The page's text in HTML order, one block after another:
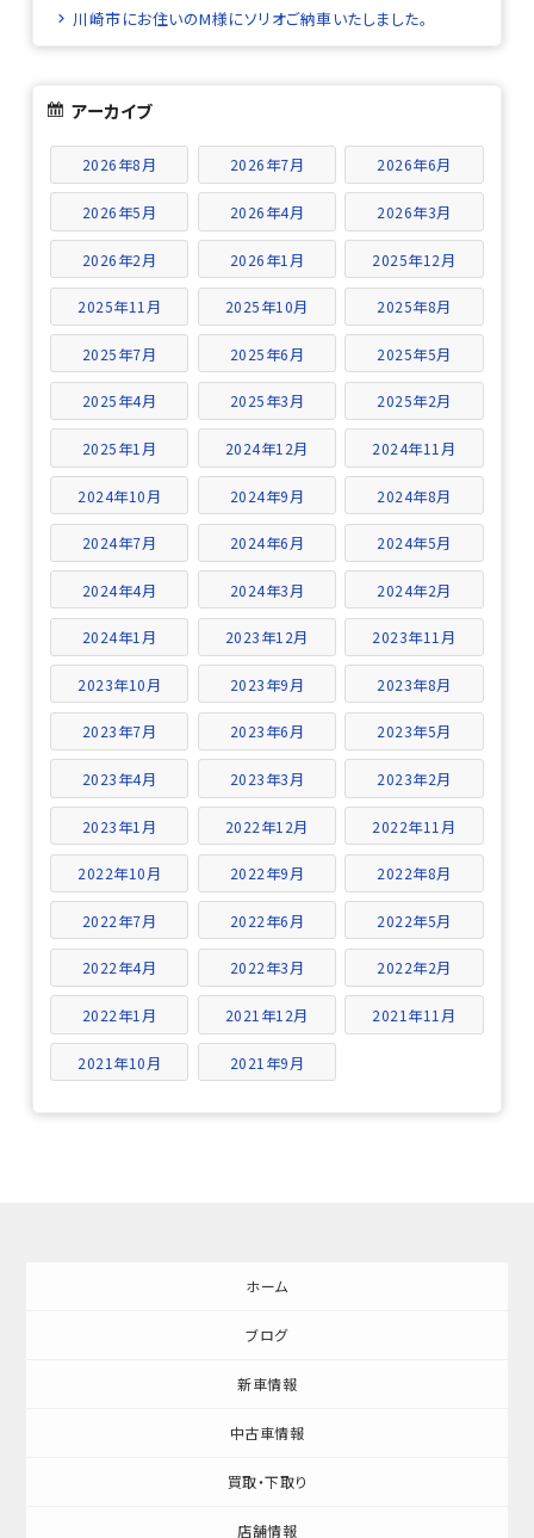
川崎市にお住いのM様にソリオご納車いたしました。
アーカイブ
2026年8月 2026年7月 2026年6月
2026年5月 2026年4月 2026年3月
2026年2月 2026年1月 2025年12月
2025年11月 2025年10月 2025年8月
2025年7月 2025年6月 2025年5月
2025年4月 2025年3月 2025年2月
2025年1月 2024年12月 2024年11月
2024年10月 2024年9月 2024年8月
2024年7月 2024年6月 2024年5月
2024年4月 2024年3月 2024年2月
2024年1月 2023年12月 2023年11月
2023年10月 2023年9月 2023年8月
2023年7月 2023年6月 2023年5月
2023年4月 2023年3月 2023年2月
2023年1月 2022年12月 2022年11月
2022年10月 2022年9月 2022年8月
2022年7月 2022年6月 2022年5月
2022年4月 2022年3月 2022年2月
2022年1月 2021年12月 2021年11月
2021年10月 2021年9月
ホーム
ブログ
新車情報
中古車情報
買取・下取り
店舗情報